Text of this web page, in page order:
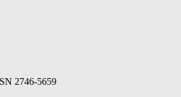
2746-5659